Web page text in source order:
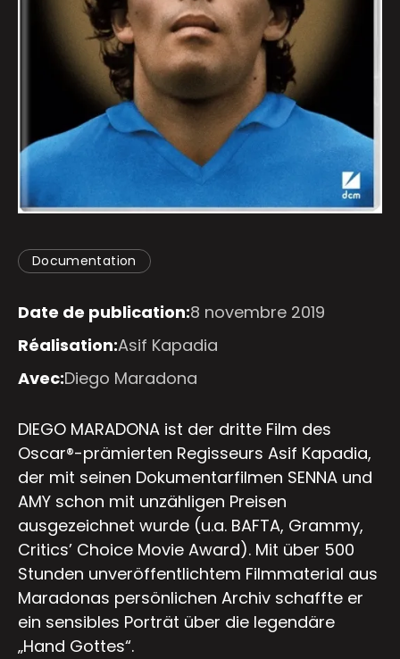
Documentation
Date de publication:8 novembre 2019
Réalisation:Asif Kapadia
Avec:Diego Maradona
DIEGO MARADONA ist der dritte Film des
Oscar®-prämierten Regisseurs Asif Kapadia,
der mit seinen Dokumentarfilmen SENNA und
AMY schon mit unzähligen Preisen
ausgezeichnet wurde (u.a. BAFTA, Grammy,
Critics’ Choice Movie Award). Mit über 500
Stunden unveröffentlichtem Filmmaterial aus
Maradonas persönlichen Archiv schaffte er
ein sensibles Porträt über die legendäre
„Hand Gottes“.